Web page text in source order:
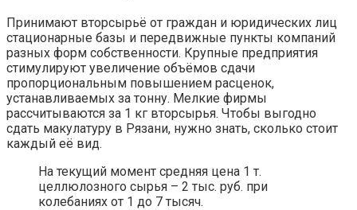
Принимают вторсырьё от граждан и юридических лиц
стационарные базы и передвижные пункты компаний
разных форм собственности. Крупные предприятия
стимулируют увеличение объёмов сдачи
пропорциональным повышением расценок,
устанавливаемых за тонну. Мелкие фирмы
рассчитываются за 1 кг вторсырья. Чтобы выгодно
сдать макулатуру в Рязани, нужно знать, сколько стоит
каждый её вид.
На текущий момент средняя цена 1 т.
целлюлозного сырья – 2 тыс. руб. при
колебаниях от 1 до 7 тысяч.